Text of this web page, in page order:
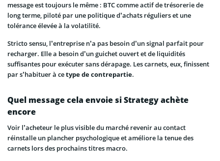
message est toujours le même : BTC comme actif de trésorerie de
long terme, piloté par une politique d’achats réguliers et une
tolérance élevée à la volatilité.
Stricto sensu, l’entreprise n’a pas besoin d’un signal parfait pour
recharger. Elle a besoin d’un guichet ouvert et de liquidités
suffisantes pour exécuter sans dérapage. Les carnets, eux, finissent
par s’habituer à cetype de contrepartie.
Quel message cela envoie si Strategy achète
encore
Voir l’acheteur le plus visible du marché revenir au contact
réinstalle un plancher psychologique et améliore la tenue des
carnets lors des prochains titres macro.